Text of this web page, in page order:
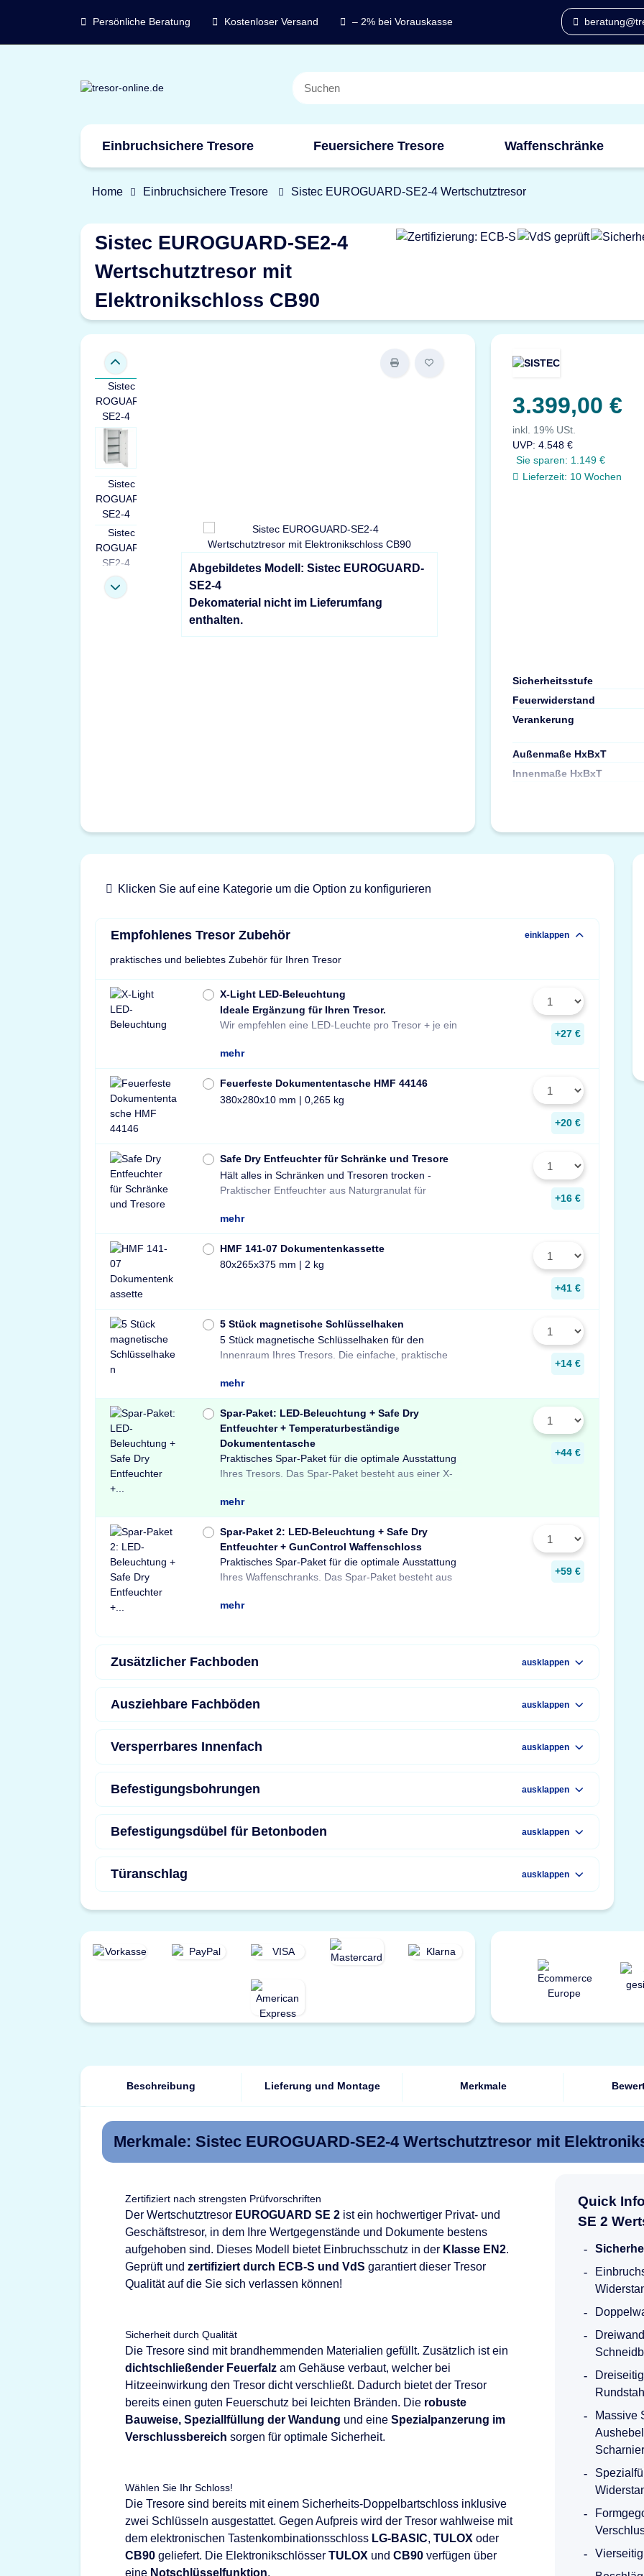
Persönliche Beratung Kostenloser Versand – 2% bei Vorauskasse
Einbruchsichere Tresore Feuersichere Tresore Waffenschränke
Marken
Home Einbruchsichere Tresore Sistec EUROGUARD-SE2-4 Wertschutztresor
Sistec EUROGUARD-SE2-4
Wertschutztresor mit
Elektronikschloss CB90
Abgebildetes Modell: Sistec EUROGUARD-
SE2-4
Dekomaterial nicht im Lieferumfang
enthalten.
3.399,00 €
inkl. 19% USt.
UVP:4.548 €
Sie sparen: 1.149 €
Lieferzeit: 10 Wochen
Sicherheitsstufe
Feuerwiderstand
Verankerung
Außenmaße HxBxT
Innenmaße HxBxT
Klicken Sie auf eine Kategorie um die Option zu konfigurieren
Empfohlenes Tresor Zubehör einklappen
praktisches und beliebtes Zubehör für Ihren Tresor
X-Light LED-Beleuchtung
Ideale Ergänzung für Ihren Tresor.
Wir empfehlen eine LED-Leuchte pro Tresor + je ein
Stück zusätzlich pro Fachboden.
Maße: 14x190x31 mm
mehr
+27 €
Feuerfeste Dokumententasche HMF 44146
380x280x10 mm | 0,265 kg
+20 €
Safe Dry Entfeuchter für Schränke und Tresore
Hält alles in Schränken und Tresoren trocken -
Praktischer Entfeuchter aus Naturgranulat für
Tresore und Schränke gegen Rost, Schimmel und
mehr
+16 €
HMF 141-07 Dokumentenkassette
80x265x375 mm | 2 kg
+41 €
5 Stück magnetische Schlüsselhaken
5 Stück magnetische Schlüsselhaken für den
Innenraum Ihres Tresors. Die einfache, praktische
und sichere Lösung zur Aufbewahrung von
Schlüsseln in Ihrem Tresor
mehr
+14 €
Spar-Paket: LED-Beleuchtung + Safe Dry
Entfeuchter + Temperaturbeständige
Dokumententasche
Praktisches Spar-Paket für die optimale Ausstattung
Ihres Tresors. Das Spar-Paket besteht aus einer X-
Light LED-Tresorbeleuchtung mit Bewegungssensor,
einem Safe Dry Entfeuchter für Schränke und
Tresore sowie einer temperaturbeständigen
Dokumententasche. Profitieren Sie von dem
mehr
+44 €
Spar-Paket 2: LED-Beleuchtung + Safe Dry
Entfeuchter + GunControl Waffenschloss
Praktisches Spar-Paket für die optimale Ausstattung
Ihres Waffenschranks. Das Spar-Paket besteht aus
einer X-Light LED-Tresorbeleuchtung mit
Bewegungssensor, einem Safe Dry Entfeuchter für
Schränke und Tresore sowie einem GunControl
Waffenschloss. Profitieren Sie von dem
mehr
+59 €
Zusätzlicher Fachboden ausklappen
Ausziehbare Fachböden ausklappen
Versperrbares Innenfach ausklappen
Befestigungsbohrungen ausklappen
Befestigungsdübel für Betonboden ausklappen
Türanschlag ausklappen
Beschreibung Lieferung und Montage Merkmale
Merkmale: Sistec EUROGUARD-SE2-4 Wertschutztresor mit
Zertifiziert nach strengsten Prüfvorschriften
Der Wertschutztresor EUROGUARD SE 2 ist ein hochwertiger Privat- und
Geschäftstresor, in dem Ihre Wertgegenstände und Dokumente bestens
aufgehoben sind. Dieses Modell bietet Einbruchsschutz in der Klasse EN2.
Geprüft und zertifiziert durch ECB-S und VdS garantiert dieser Tresor
Qualität auf die Sie sich verlassen können!
Sicherheit durch Qualität
Die Tresore sind mit brandhemmenden Materialien gefüllt. Zusätzlich ist ein
dichtschließender Feuerfalz am Gehäuse verbaut, welcher bei
Hitzeeinwirkung den Tresor dicht verschließt. Dadurch bietet der Tresor
bereits einen guten Feuerschutz bei leichten Bränden. Die robuste
Bauweise, Speziallfüllung der Wandung und eine Spezialpanzerung im
Verschlussbereich sorgen für optimale Sicherheit.
Wählen Sie Ihr Schloss!
Die Tresore sind bereits mit einem Sicherheits-Doppelbartschloss inklusive
zwei Schlüsseln ausgestattet. Gegen Aufpreis wird der Tresor wahlweise mit
dem elektronischen Tastenkombinationsschloss LG-BASIC, TULOX oder
CB90 geliefert. Die Elektronikschlösser TULOX und CB90 verfügen über
eine Notschlüsselfunktion.
Quick
SE 2
Massive